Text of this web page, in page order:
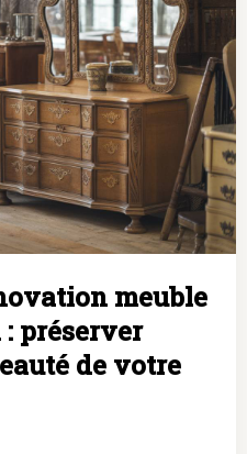
meuble
préserver
de votre